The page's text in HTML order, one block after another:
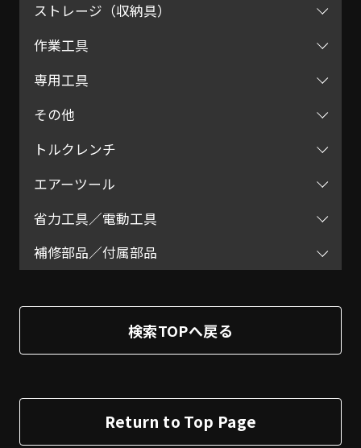
ストレージ（収納具）
作業工具
専用工具
その他
トルクレンチ
エアーツール
省力工具／電動工具
補修部品／付属部品
検索TOPへ戻る
Return to Top Page